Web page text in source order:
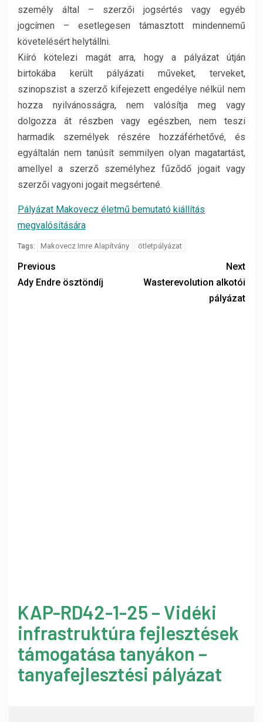
személy által – szerzői jogsértés vagy egyéb
jogcímen – esetlegesen támasztott mindennemű
követelésért helytállni.
Kiíró kötelezi magát arra, hogy a pályázat útján
birtokába került pályázati műveket, terveket,
szinopszist a szerző kifejezett engedélye nélkül nem
hozza nyilvánosságra, nem valósítja meg vagy
dolgozza át részben vagy egészben, nem teszi
harmadik személyek részére hozzáférhetővé, és
egyáltalán nem tanúsít semmilyen olyan magatartást,
amellyel a szerző személyhez fűződő jogait vagy
szerzői vagyoni jogait megsértené.
Pályázat Makovecz életmű bemutató kiállítás
megvalósítására
Tags: Makovecz Imre Alapítvány ötletpályázat
Previous
Ady Endre ösztöndíj
Next
Wasterevolution alkotói
pályázat
KAP-RD42-1-25 – Vidéki
infrastruktúra fejlesztések
támogatása tanyákon –
tanyafejlesztési pályázat